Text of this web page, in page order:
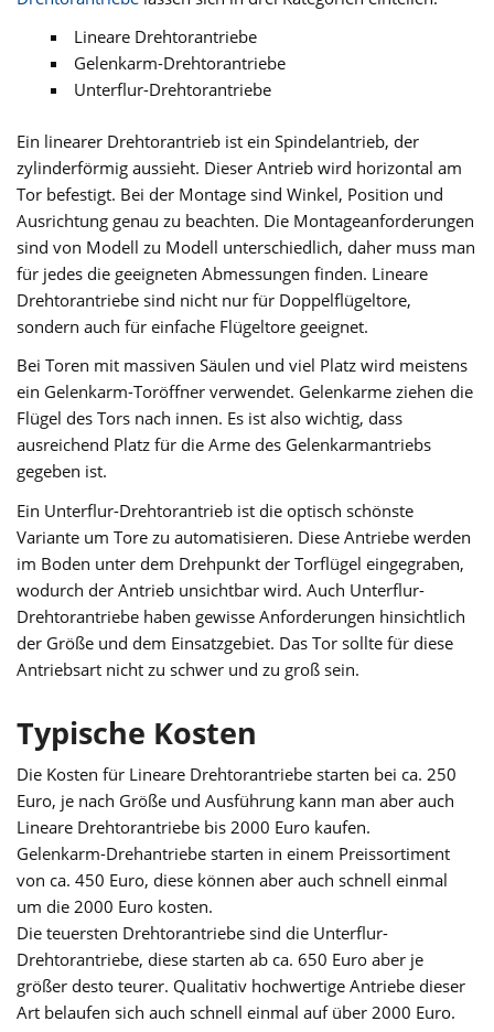
Lineare Drehtorantriebe
Gelenkarm-Drehtorantriebe
Unterflur-Drehtorantriebe
Ein linearer Drehtorantrieb ist ein Spindelantrieb, der
zylinderförmig aussieht. Dieser Antrieb wird horizontal am
Tor befestigt. Bei der Montage sind Winkel, Position und
Ausrichtung genau zu beachten. Die Montageanforderungen
sind von Modell zu Modell unterschiedlich, daher muss man
für jedes die geeigneten Abmessungen finden. Lineare
Drehtorantriebe sind nicht nur für Doppelflügeltore,
sondern auch für einfache Flügeltore geeignet.
Bei Toren mit massiven Säulen und viel Platz wird meistens
ein Gelenkarm-Toröffner verwendet. Gelenkarme ziehen die
Flügel des Tors nach innen. Es ist also wichtig, dass
ausreichend Platz für die Arme des Gelenkarmantriebs
gegeben ist.
Ein Unterflur-Drehtorantrieb ist die optisch schönste
Variante um Tore zu automatisieren. Diese Antriebe werden
im Boden unter dem Drehpunkt der Torflügel eingegraben,
wodurch der Antrieb unsichtbar wird. Auch Unterflur-
Drehtorantriebe haben gewisse Anforderungen hinsichtlich
der Größe und dem Einsatzgebiet. Das Tor sollte für diese
Antriebsart nicht zu schwer und zu groß sein.
Typische Kosten
Die Kosten für Lineare Drehtorantriebe starten bei ca. 250
Euro, je nach Größe und Ausführung kann man aber auch
Lineare Drehtorantriebe bis 2000 Euro kaufen.
Gelenkarm-Drehantriebe starten in einem Preissortiment
von ca. 450 Euro, diese können aber auch schnell einmal
um die 2000 Euro kosten.
Die teuersten Drehtorantriebe sind die Unterflur-
Drehtorantriebe, diese starten ab ca. 650 Euro aber je
größer desto teurer. Qualitativ hochwertige Antriebe dieser
Art belaufen sich auch schnell einmal auf über 2000 Euro.